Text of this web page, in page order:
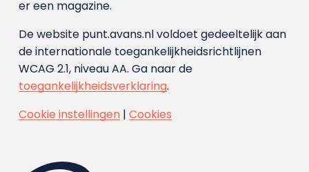
er een magazine.
De website punt.avans.nl voldoet gedeeltelijk aan
de internationale toegankelijkheidsrichtlijnen
WCAG 2.1, niveau AA. Ga naar de
toegankelijkheidsverklaring.
Cookie instellingen| Cookies